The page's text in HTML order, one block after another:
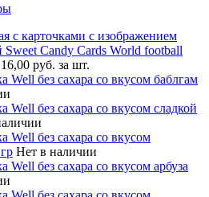
с карточками с изображением
Candy Cards World football
руб. за шт.
Well без сахара со вкусом баблгам
Well без сахара со вкусом сладкой
Well без сахара со вкусом
Нет в наличии
Well без сахара со вкусом арбуза